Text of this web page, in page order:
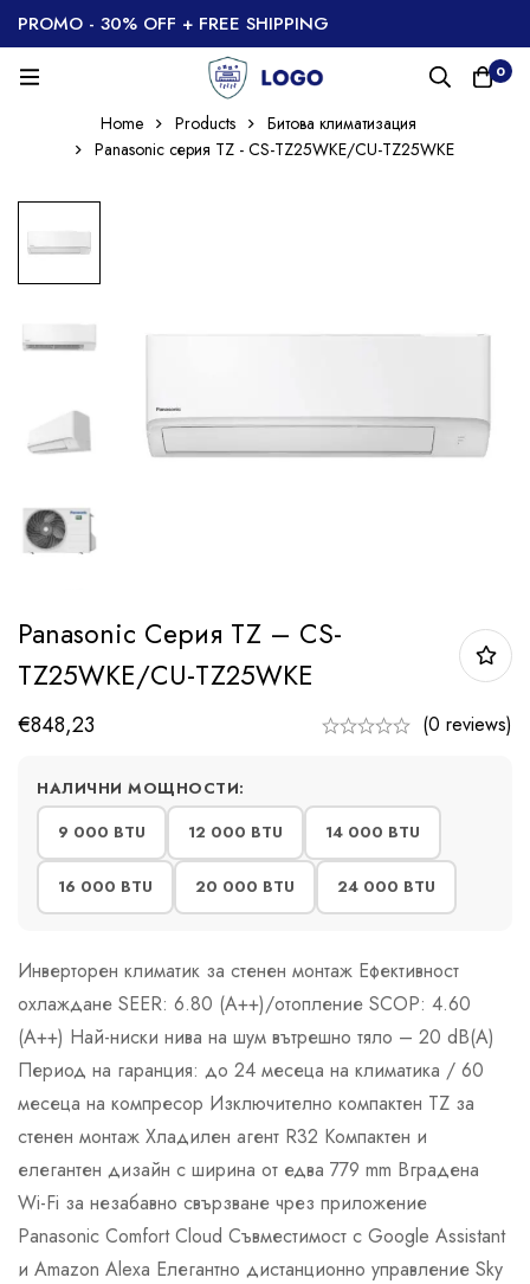
PROMO - 30% OFF + FREE SHIPPING
0
Home Products
Битова климатизация
Panasonic серия TZ - CS-TZ25WKE/CU-TZ25WKE
Panasonic Серия TZ – CS-
TZ25WKE/CU-TZ25WKE
€848,23 (0 reviews)
НАЛИЧНИ МОЩНОСТИ:
9 000 BTU
12 000 BTU 14 000 BTU
16 000 BTU 20 000 BTU 24 000 BTU
Инверторен климатик за стенен монтаж Ефективност
охлаждане SEER: 6.80 (А++)/отопление SCOP: 4.60
(А++) Най-ниски нива на шум вътрешно тяло – 20 dB(A)
Период на гаранция: до 24 месеца на климатика / 60
месеца на компресор Изключително компактен TZ за
стенен монтаж Хладилен агент R32 Компактен и
елегантен дизайн с ширина от едва 779 mm Вградена
Wi-Fi за незабавно свързване чрез приложение
Panasonic Comfort Cloud Съвместимост с Google Assistant
и Amazon Alexa Елегантно дистанционно управление Sky